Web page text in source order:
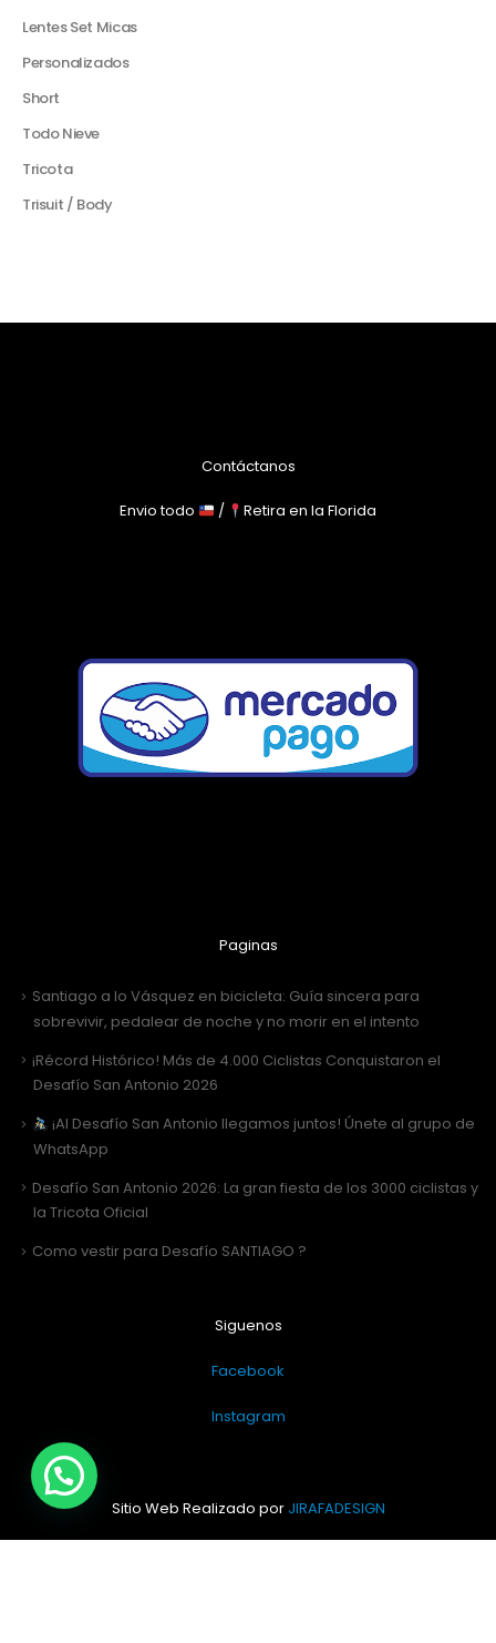
Lentes Set Micas
Personalizados
Short
Todo Nieve
Tricota
Trisuit / Body
Contáctanos
Envio todo / Retira en la Florida
Paginas
Santiago a lo Vásquez en bicicleta: Guía sincera para
sobrevivir, pedalear de noche y no morir en el intento
¡Récord Histórico! Más de 4.000 Ciclistas Conquistaron el
Desafío San Antonio 2026
¡Al Desafío San Antonio llegamos juntos! Únete al grupo de
WhatsApp
Desafío San Antonio 2026: La gran fiesta de los 3000 ciclistas y
la Tricota Oficial
Como vestir para Desafío SANTIAGO ?
Siguenos
Facebook
Instagram
Sitio Web Realizado por JIRAFADESIGN